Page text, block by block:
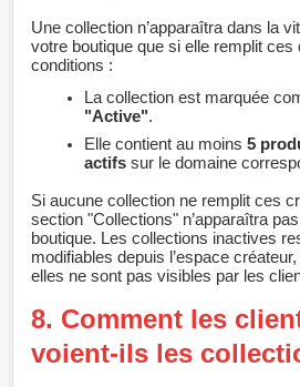
Une collection n’apparaîtra dans la
votre boutique que si elle remplit ces
conditions :
La collection est marquée
"Active".
Elle contient au moins 5
actifs sur le domaine
Si aucune collection ne remplit ces
section "Collections" n’apparaîtra
boutique. Les collections inactives
modifiables depuis l’espace
elles ne sont pas visibles par les
8. Comment les
voient-ils les